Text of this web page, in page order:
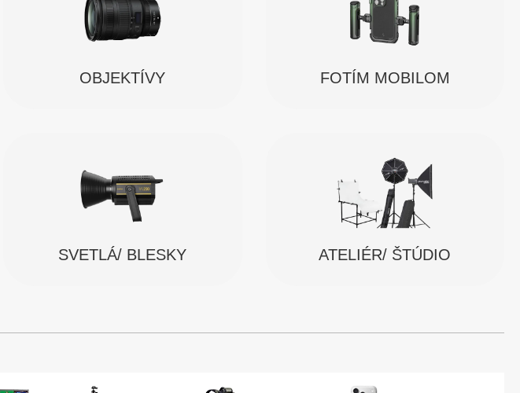
OBJEKTÍVY FOTÍM MOBILOM
SVETLÁ/ BLESKY ATELIÉR/ ŠTÚDIO